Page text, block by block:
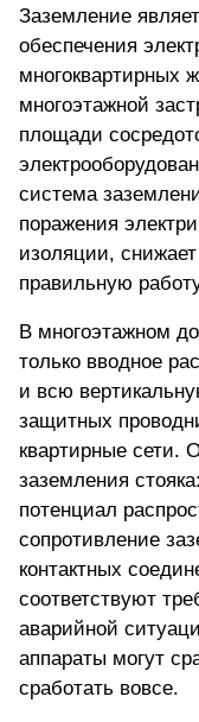
Заземление
обеспечения
многоквартирных
многоэтажной
площади
система
поражения
изоляции,
правильную
В многоэтажном
только вводное
и всю
защитных
квартирные сети.
заземления
потенциал
сопротивление
контактных
соответствуют
аварийной
аппараты могут
сработать вовсе.